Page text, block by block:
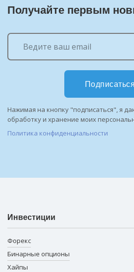
Получайте первым
Подписаться
Нажимая на кнопку "подписаться", я
обработку и хранение моих
Политика конфиденциальности
Инвестиции
Форекс
Бинарные опционы
Хайпы